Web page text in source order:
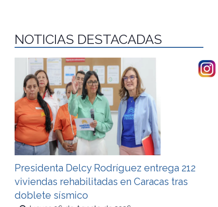
NOTICIAS DESTACADAS
Presidenta Delcy Rodríguez entrega 212
viviendas rehabilitadas en Caracas tras
doblete sísmico